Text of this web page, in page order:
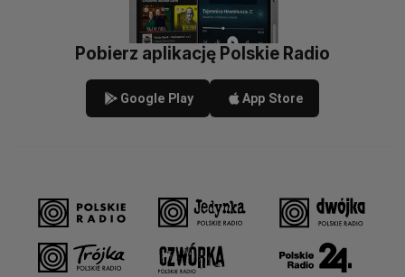
Pobierz aplikację Polskie Radio
Google Play App Store